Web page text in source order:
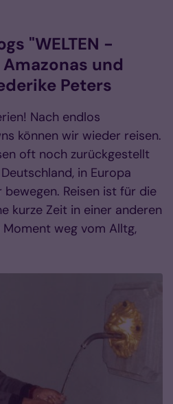
"WELTEN -
Amazonas und
Peters
Nach endlos
können wir wieder reisen.
oft noch zurückgestellt
in Europa
Reisen ist für die
kurze Zeit in einer anderen
Moment weg vom Alltg,